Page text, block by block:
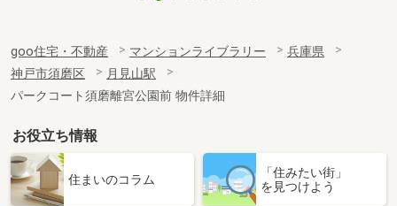
goo住宅・不動産 マンションライブラリー
兵庫県
神戸市須磨区
月見山駅
パークコート須磨離宮公園前 物件詳細
お役立ち情報
住まいのコラム
「住みたい街」
を見つけよう